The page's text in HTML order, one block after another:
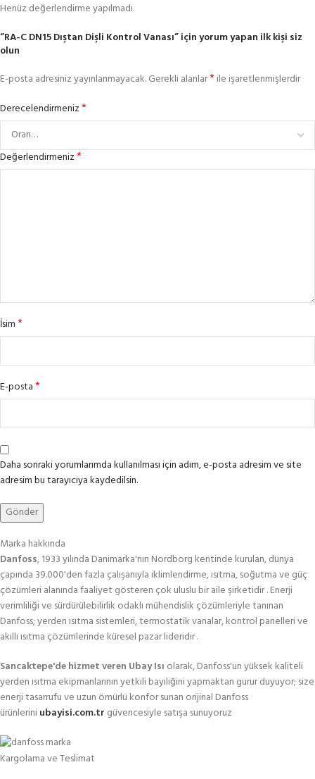
Henüz değerlendirme yapılmadı.
“RA-C DN15 Dıştan Dişli Kontrol Vanası” için yorum yapan ilk kişi siz
olun
E-posta adresiniz yayınlanmayacak.Gerekli alanlar*ile işaretlenmişlerdir
Derecelendirmeniz*
Değerlendirmeniz*
İsim*
E-posta*
Daha sonraki yorumlarımda kullanılması için adım, e-posta adresim ve site
adresim bu tarayıcıya kaydedilsin.
Marka hakkında
Danfoss, 1933 yılında Danimarka'nın Nordborg kentinde kurulan, dünya
çapında 39.000'den fazla çalışanıyla iklimlendirme, ısıtma, soğutma ve güç
çözümleri alanında faaliyet gösteren çok uluslu bir aile şirketidir . Enerji
verimliliği ve sürdürülebilirlik odaklı mühendislik çözümleriyle tanınan
Danfoss; yerden ısıtma sistemleri, termostatik vanalar, kontrol panelleri ve
akıllı ısıtma çözümlerinde küresel pazar lideridir .
Sancaktepe'de hizmet veren Ubay Isı olarak, Danfoss'un yüksek kaliteli
yerden ısıtma ekipmanlarının yetkili bayiliğini yapmaktan gurur duyuyor; size
enerji tasarrufu ve uzun ömürlü konfor sunan orijinal Danfoss
ürünleriniubayisi.com.tr güvencesiyle satışa sunuyoruz
Kargolama ve Teslimat